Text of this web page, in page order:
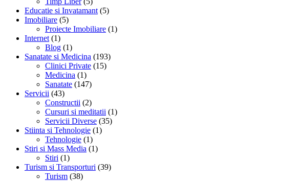
Educatie si Invatamant (5)
Imobiliare (5)
Proiecte Imobiliare (1)
Internet (1)
Blog (1)
Sanatate si Medicina (193)
Clinici Private (15)
Medicina (1)
Sanatate (147)
Servicii (43)
Constructii (2)
Cursuri si meditatii (1)
Servicii Diverse (35)
Stiinta si Tehnologie (1)
Tehnologie (1)
Stiri si Mass Media (1)
Stiri (1)
Turism si Transporturi (39)
Turism (38)